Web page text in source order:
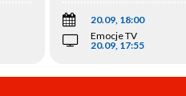
20.09, 18:00
Emocje TV
20.09, 17:55